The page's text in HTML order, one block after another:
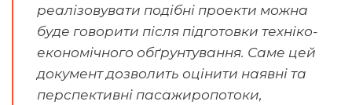
реалізовувати подібні проекти можна
буде говорити після підготовки техніко-
економічного обґрунтування. Саме цей
документ дозволить оцінити наявні та
перспективні пасажиропотоки,